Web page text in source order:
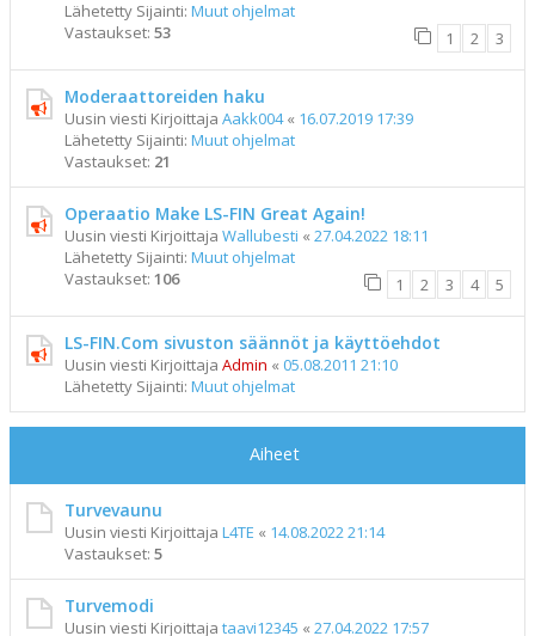
Lähetetty Sijainti: Muut ohjelmat
Vastaukset: 53 1 2 3
Moderaattoreiden haku
Uusin viesti Kirjoittaja Aakk004« 16.07.2019 17:39
Lähetetty Sijainti: Muut ohjelmat
Vastaukset: 21
Operaatio Make LS-FIN Great Again!
Uusin viesti Kirjoittaja Wallubesti « 27.04.2022 18:11
Lähetetty Sijainti: Muut ohjelmat
Vastaukset: 106 1 2 3 4 5
LS-FIN.Com sivuston säännöt ja käyttöehdot
Uusin viesti Kirjoittaja Admin « 05.08.2011 21:10
Lähetetty Sijainti: Muut ohjelmat
Aiheet
Turvevaunu
Uusin viesti Kirjoittaja L4TE « 14.08.2022 21:14
Vastaukset: 5
Turvemodi
Uusin viesti Kirjoittaja taavi12345 « 27.04.2022 17:57